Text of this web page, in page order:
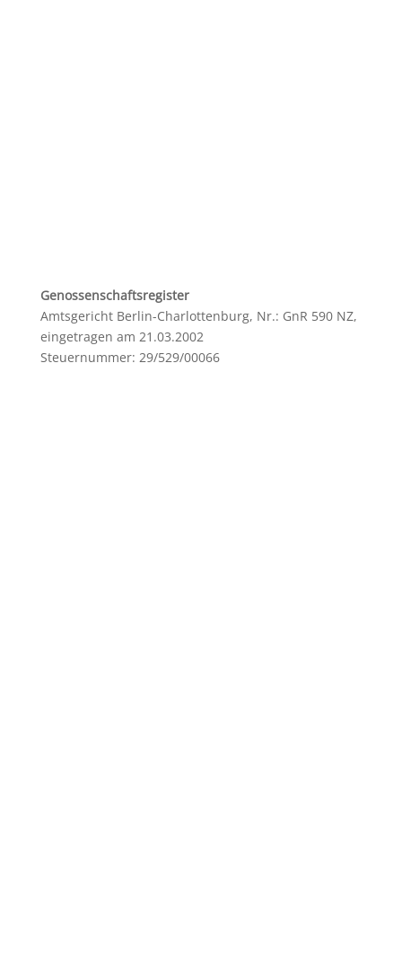
Genossenschaftsregister
Amtsgericht Berlin-Charlottenburg, Nr.: GnR 590 NZ,
eingetragen am 21.03.2002
Steuernummer: 29/529/00066